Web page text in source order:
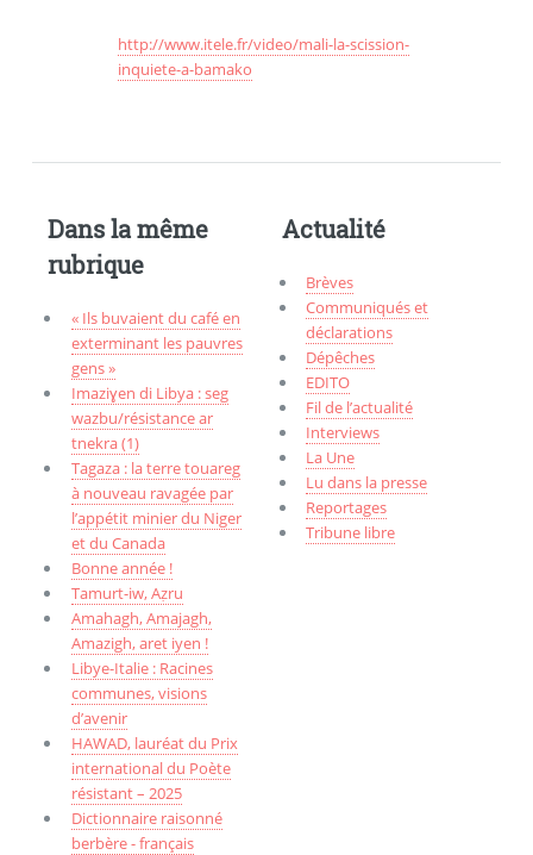
http://www.itele.fr/video/mali-la-scission-
inquiete-a-bamako
Dans la même
rubrique
« Ils buvaient du café en
exterminant les pauvres
gens »
Imaziɣen di Libya : seg
wazbu/résistance ar
tnekra (1)
Tagaza : la terre touareg
à nouveau ravagée par
l’appétit minier du Niger
et du Canada
Bonne année !
Tamurt-iw, Aẓru
Amahagh, Amajagh,
Amazigh, aret iyen !
Libye-Italie : Racines
communes, visions
d’avenir
HAWAD, lauréat du Prix
international du Poète
résistant – 2025
Dictionnaire raisonné
berbère - français
Actualité
Brèves
Communiqués et
déclarations
Dépêches
EDITO
Fil de l’actualité
Interviews
La Une
Lu dans la presse
Reportages
Tribune libre